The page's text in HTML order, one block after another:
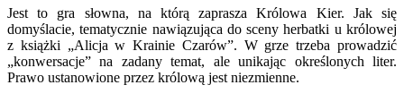
Jest to gra słowna, na którą zaprasza Królowa Kier. Jak się
domyślacie, tematycznie nawiązująca do sceny herbatki u królowej
z książki „Alicja w Krainie Czarów”. W grze trzeba prowadzić
„konwersacje” na zadany temat, ale unikając określonych liter.
Prawo ustanowione przez królową jest niezmienne.